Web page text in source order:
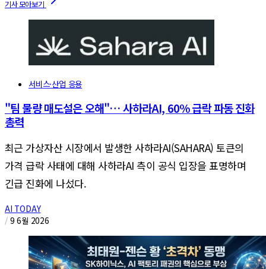
서비스·산업 응용
"팀 물량 매도설은 오해"… 사하라AI, 60% 급락 파동 진화
총력
최근 가상자산 시장에서 발생한 사하라AI(SAHARA) 토큰의
가격 급락 사태에 대해 사하라AI 측이 공식 입장을 표명하며
긴급 진화에 나섰다.
AI TODAY
/ 9 6월 2026